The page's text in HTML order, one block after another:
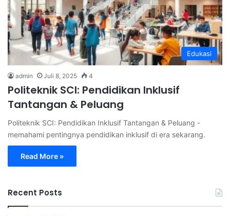
Edukasi
admin Juli 8, 2025 4
Politeknik SCI: Pendidikan Inklusif
Tantangan & Peluang
Politeknik SCI: Pendidikan Inklusif Tantangan & Peluang -
memahami pentingnya pendidikan inklusif di era sekarang.
Read More »
Recent Posts